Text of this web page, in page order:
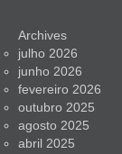
Archives
julho 2026
junho 2026
fevereiro 2026
outubro 2025
agosto 2025
abril 2025